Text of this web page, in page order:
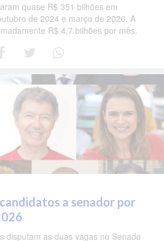
quase R$ 351 bilhões em
de 2024 e março de 2026. A
R$ 4,7 bilhões por mês.
a senador por
disputam as duas vagas no Senado